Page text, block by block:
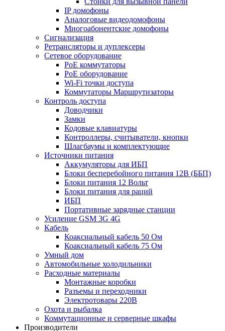
IP домофоны
Аналоговые видеодомофоны
Многоабонентские домофоны
Сигнализация
Ретрансляторы и дуплексеры
Сетевое оборудование
PoE коммутаторы
PoE оборудование
Wi-Fi точки доступа
Коммутаторы Маршрутизаторы
Контроль доступа
Доводчики
Замки
Кодовые клавиатуры
Контроллеры, считыватели, кнопки
Шлагбаумы и комплектующие
Источники питания
Аккумуляторы для ИБП
Блоки бесперебойного питания 12В (ББП)
Блоки питания 12 Вольт
Блоки питания для раций
ИБП
Портативные зарядные станции
Усиление GSM 3G 4G
Кабель
Коаксиальный кабель 50 Ом
Коаксиальный кабель 75 Ом
Умный дом
Автомобильные холодильники
Расходные материалы
Монтажные коробки
Разъемы и переходники
Электротовары 220В
Охота и рыбалка
Коммутационные и серверные шкафы
Производители